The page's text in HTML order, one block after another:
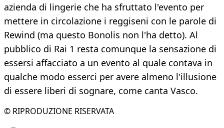
azienda di lingerie che ha sfruttato l'evento per
mettere in circolazione i reggiseni con le parole di
Rewind (ma questo Bonolis non l'ha detto). Al
pubblico di Rai 1 resta comunque la sensazione di
essersi affacciato a un evento al quale contava in
qualche modo esserci per avere almeno l'illusione
di essere liberi di sognare, come canta Vasco.
© RIPRODUZIONE RISERVATA